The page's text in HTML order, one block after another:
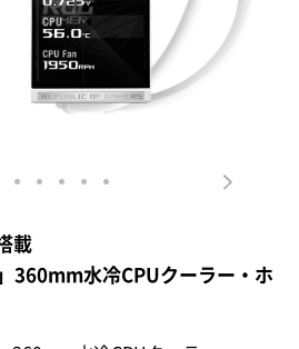
載
360mm水冷CPUクーラー・ホ